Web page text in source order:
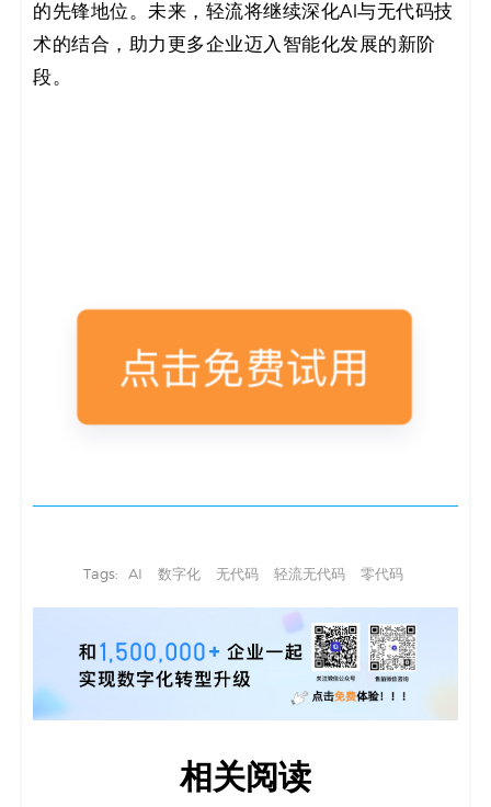
的先锋地位。未来，轻流将继续深化AI与无代码技
术的结合，助力更多企业迈入智能化发展的新阶
段。
Tags: AI 数字化 无代码 轻流无代码 零代码
相关阅读